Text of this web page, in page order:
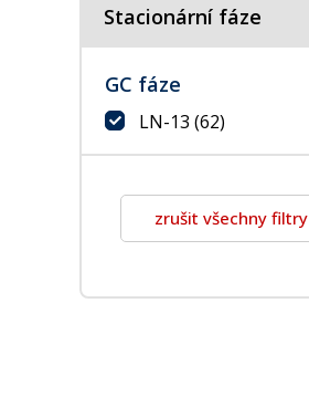
Stacionární fáze
GC fáze
LN-13 (62)
zrušit všechny filtry